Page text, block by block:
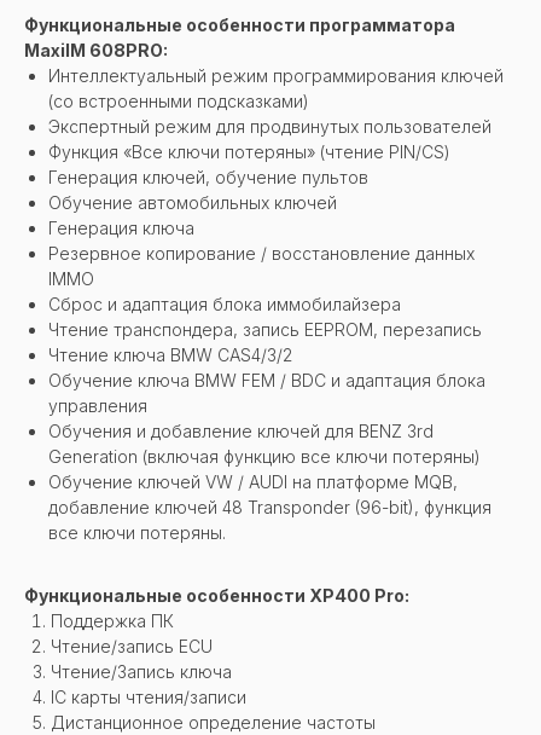
Функциональные особенности программатора
MaxiIM 608PRO:
Интеллектуальный режим программирования ключей
(со встроенными подсказками)
Экспертный режим для продвинутых пользователей
Функция «Все ключи потеряны» (чтение PIN/CS)
Генерация ключей, обучение пультов
Обучение автомобильных ключей
Генерация ключа
Резервное копирование / восстановление данных
IMMO
Сброс и адаптация блока иммобилайзера
Чтение транспондера, запись EEPROM, перезапись
Чтение ключа BMW CAS4/3/2
Обучение ключа BMW FEM / BDC и адаптация блока
управления
Обучения и добавление ключей для BENZ 3rd
Generation (включая функцию все ключи потеряны)
Обучение ключей VW / AUDI на платформе MQB,
добавление ключей 48 Transponder (96-bit), функция
все ключи потеряны.
Функциональные особенности XP400 Pro:
Поддержка ПК
Чтение/запись ECU
Чтение/Запись ключа
IC карты чтения/записи
Дистанционное определение частоты